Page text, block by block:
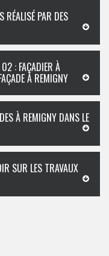
RÉALISÉ PAR DES
: FAÇADIER À
À REMIGNY
À REMIGNY DANS LE
SUR LES TRAVAUX